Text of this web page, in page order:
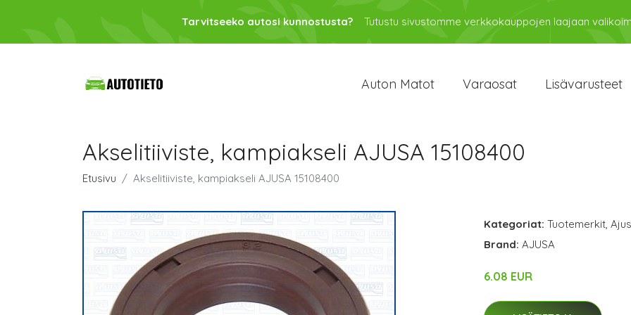
Tarvitseeko autosi kunnostusta? Tutustu sivustomme verkkokauppojen laajaan
Auton Matot Varaosat Lisävarusteet
Akselitiiviste, kampiakseli AJUSA 15108400
Etusivu Akselitiiviste, kampiakseli AJUSA 15108400
Kategoriat: Tuotemerkit,
Brand: AJUSA
6.08 EUR